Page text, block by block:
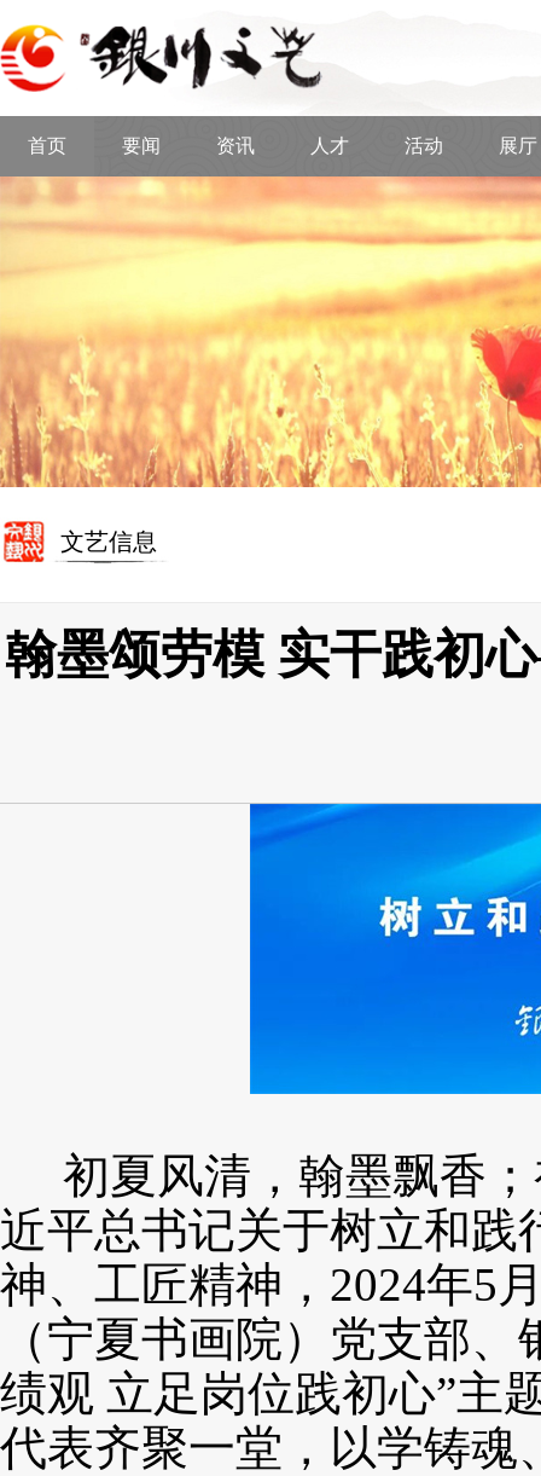
首页 要闻 资讯 人才 活动 展厅
文艺信息
翰墨颂劳模 实干践初
初夏风清，翰墨飘香
近平总书记关于树立和践
神、工匠精神， 2024年5
（宁夏书画院）党支部
绩观 立足岗位践初心”主
代表齐聚一堂，以学铸魂